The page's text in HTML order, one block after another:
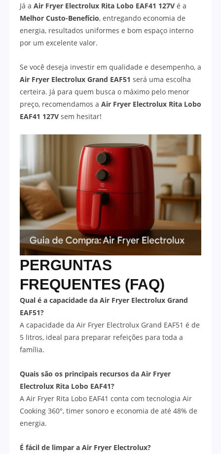
Já a Air Fryer Electrolux Rita Lobo EAF41 127V é a
Melhor Custo-Benefício, entregando economia de
energia, resultados uniformes e bom espaço interno
por um excelente valor.
Se você deseja investir em qualidade e desempenho, a
Air Fryer Electrolux Grand EAF51 será uma escolha
certeira. Já para quem busca o máximo pelo menor
preço, recomendamos a Air Fryer Electrolux Rita Lobo
EAF41 127V sem hesitar!
PERGUNTAS
FREQUENTES (FAQ)
Qual é a capacidade da Air Fryer Electrolux Grand
EAF51?
A capacidade da Air Fryer Electrolux Grand EAF51 é de
5 litros, ideal para preparar refeições para toda a
família.
Quais são os principais recursos da Air Fryer
Electrolux Rita Lobo EAF41?
A Air Fryer Rita Lobo EAF41 conta com tecnologia Air
Cooking 360°, timer sonoro e economia de até 48% de
energia.
É fácil de limpar a Air Fryer Electrolux?